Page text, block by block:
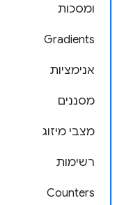
ומסכות
Gradients
אנימציות
מסננים
מצבי מיזוג
רשימות
Counters